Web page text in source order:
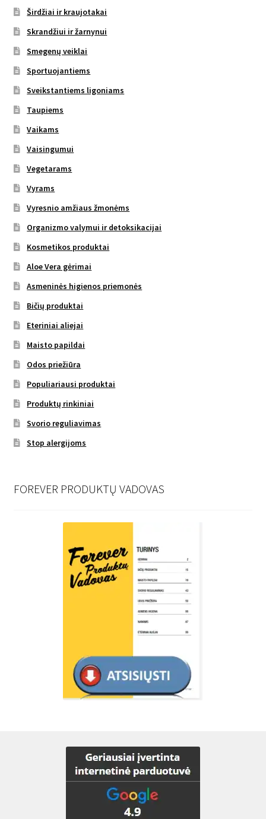
Širdžiai ir kraujotakai
Skrandžiui ir žarnynui
Smegenų veiklai
Sportuojantiems
Sveikstantiems ligoniams
Taupiems
Vaikams
Vaisingumui
Vegetarams
Vyrams
Vyresnio amžiaus žmonėms
Organizmo valymui ir detoksikacijai
Kosmetikos produktai
Aloe Vera gėrimai
Asmeninės higienos priemonės
Bičių produktai
Eteriniai aliejai
Maisto papildai
Odos priežiūra
Populiariausi produktai
Produktų rinkiniai
Svorio reguliavimas
Stop alergijoms
FOREVER PRODUKTŲ VADOVAS